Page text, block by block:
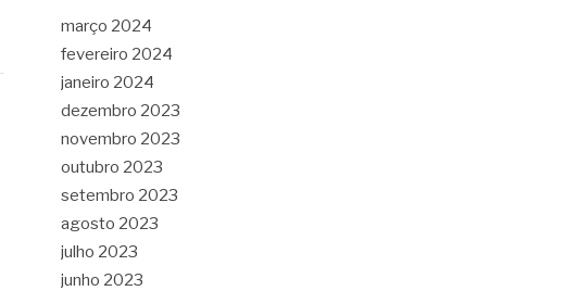
março 2024
fevereiro 2024
janeiro 2024
dezembro 2023
novembro 2023
outubro 2023
setembro 2023
agosto 2023
julho 2023
junho 2023